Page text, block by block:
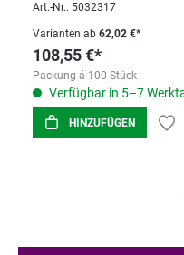
Art.-Nr.: 5032317
Varianten ab 62,02 €*
108,55 €*
Packung á 100 Stück
Verfügbar in 5–7
HINZUFÜGEN